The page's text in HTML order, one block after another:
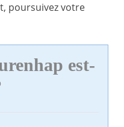
poursuivez votre
est-